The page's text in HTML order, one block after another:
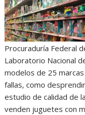
Procuraduría Federal
Laboratorio Nacional
modelos de 25
fallas, como
estudio de calidad de
venden juguetes con